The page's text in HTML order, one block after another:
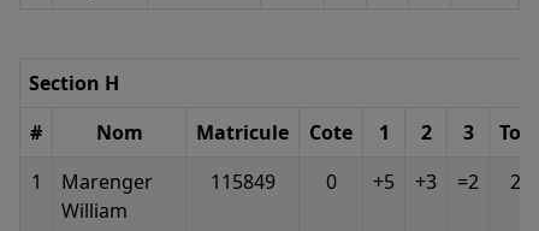
Section H
#
Nom Matricule Cote 1 2 3
1
Marenger
William
115849 0 +5 +3 =2 2.5